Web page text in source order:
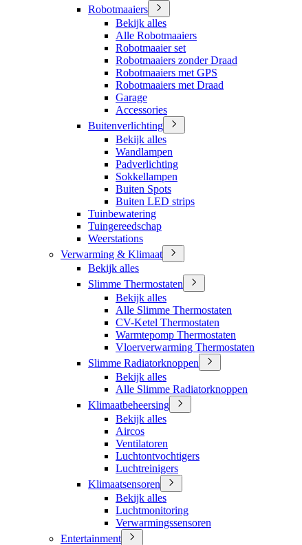
Robotmaaiers
Bekijk alles
Alle Robotmaaiers
Robotmaaier set
Robotmaaiers zonder Draad
Robotmaaiers met GPS
Robotmaaiers met Draad
Garage
Accessories
Buitenverlichting
Bekijk alles
Wandlampen
Padverlichting
Sokkellampen
Buiten Spots
Buiten LED strips
Tuinbewatering
Tuingereedschap
Weerstations
Verwarming & Klimaat
Bekijk alles
Slimme Thermostaten
Bekijk alles
Alle Slimme Thermostaten
CV-Ketel Thermostaten
Warmtepomp Thermostaten
Vloerverwarming Thermostaten
Slimme Radiatorknoppen
Bekijk alles
Alle Slimme Radiatorknoppen
Klimaatbeheersing
Bekijk alles
Aircos
Ventilatoren
Luchtontvochtigers
Luchtreinigers
Klimaatsensoren
Bekijk alles
Luchtmonitoring
Verwarmingssensoren
Entertainment